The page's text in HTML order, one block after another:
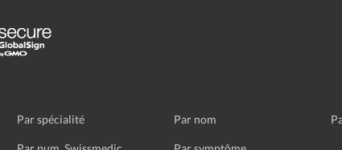
Par spécialité Par nom